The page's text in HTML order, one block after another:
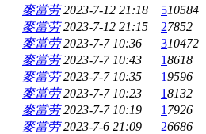
麥當劳 2023-7-12 21:18 510584
麥當劳 2023-7-12 21:15 27852
麥當劳 2023-7-7 10:36 310472
麥當劳 2023-7-7 10:43 18618
麥當劳 2023-7-7 10:35 19596
麥當劳 2023-7-7 10:23 18132
麥當劳 2023-7-7 10:19 1 7926
麥當劳 2023-7-6 21:09 26686